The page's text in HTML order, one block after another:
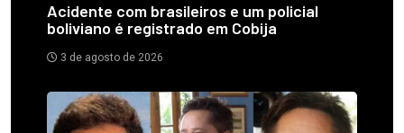
Acidente com brasileiros e um policial
boliviano é registrado em Cobija
3 de agosto de 2026